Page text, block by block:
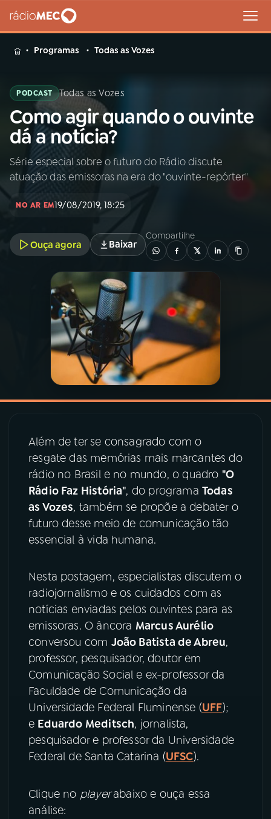
MENU
Buscar
na
Rádio
MEC
Buscar
Início AO VIVO
PROGRAMAÇÃO
PROGRAMAS
PODCASTS
07ÚLTIMAS
PRÊMIO RÁDIO MEC
ACOMPANHE A RÁDIO MEC
Instagram X
TikTok
Programas Todas as Vozes
PODCAST Todas as Vozes
Como agir quando o ouvinte
dá a notícia?
Série especial sobre o futuro do Rádio discute
atuação das emissoras na era do "ouvinte-repórter"
NO AR EM19/08/2019, 18:25
Ouça agora Baixar
Compartilhe
Além de ter se consagrado com o
resgate das memórias mais marcantes do
rádio no Brasil e no mundo, o quadro "O
Rádio Faz História", do programa Todas
as Vozes, também se propõe a debater o
futuro desse meio de comunicação tão
essencial à vida humana.
Nesta postagem, especialistas discutem o
radiojornalismo e os cuidados com as
notícias enviadas pelos ouvintes para as
emissoras. O âncora Marcus Aurélio
conversou com João Batista de Abreu,
professor, pesquisador, doutor em
Comunicação Social e ex-professor da
Faculdade de Comunicação da
Universidade Federal Fluminense (UFF);
e Eduardo Meditsch, jornalista,
pesquisador e professor da Universidade
Federal de Santa Catarina (UFSC).
Clique no playerabaixo e ouça essa
análise: